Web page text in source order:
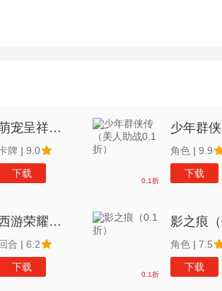
萌宠呈祥（0.1折）
牌 | 9.0
下载
0.1折
角色 | 9.9
下载
西游荣耀（0.1经典回合制）
回合 | 6.2
下载
0.1折
角色 | 7.5
下载